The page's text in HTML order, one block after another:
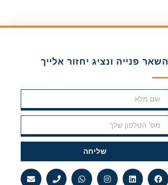
השאר פנייה ונציג יחזור אלייך
שליחה